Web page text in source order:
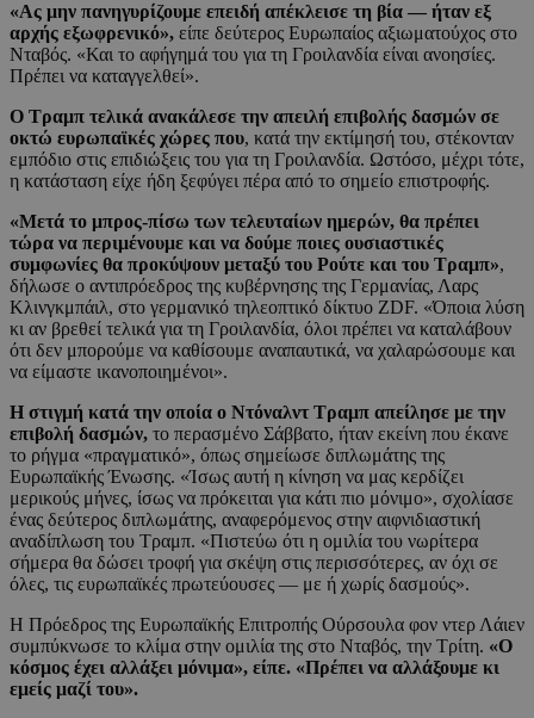
«Ας μην πανηγυρίζουμε επειδή απέκλεισε τη βία — ήταν εξ
αρχής εξωφρενικό», είπε δεύτερος Ευρωπαίος αξιωματούχος στο
Νταβός. «Και το αφήγημά του για τη Γροιλανδία είναι ανοησίες.
Πρέπει να καταγγελθεί».
Ο Τραμπ τελικά ανακάλεσε την απειλή επιβολής δασμών σε
οκτώ ευρωπαϊκές χώρες που, κατά την εκτίμησή του, στέκονταν
εμπόδιο στις επιδιώξεις του για τη Γροιλανδία. Ωστόσο, μέχρι τότε,
η κατάσταση είχε ήδη ξεφύγει πέρα από το σημείο επιστροφής.
«Μετά το μπρος-πίσω των τελευταίων ημερών, θα πρέπει
τώρα να περιμένουμε και να δούμε ποιες ουσιαστικές
συμφωνίες θα προκύψουν μεταξύ του Ρούτε και του Τραμπ»,
δήλωσε ο αντιπρόεδρος της κυβέρνησης της Γερμανίας, Λαρς
Κλινγκμπάιλ, στο γερμανικό τηλεοπτικό δίκτυο ZDF. «Όποια λύση
κι αν βρεθεί τελικά για τη Γροιλανδία, όλοι πρέπει να καταλάβουν
ότι δεν μπορούμε να καθίσουμε αναπαυτικά, να χαλαρώσουμε και
να είμαστε ικανοποιημένοι».
Η στιγμή κατά την οποία ο Ντόναλντ Τραμπ απείλησε με την
επιβολή δασμών, το περασμένο Σάββατο, ήταν εκείνη που έκανε
το ρήγμα «πραγματικό», όπως σημείωσε διπλωμάτης της
Ευρωπαϊκής Ένωσης. «Ίσως αυτή η κίνηση να μας κερδίζει
μερικούς μήνες, ίσως να πρόκειται για κάτι πιο μόνιμο», σχολίασε
ένας δεύτερος διπλωμάτης, αναφερόμενος στην αιφνιδιαστική
αναδίπλωση του Τραμπ. «Πιστεύω ότι η ομιλία του νωρίτερα
σήμερα θα δώσει τροφή για σκέψη στις περισσότερες, αν όχι σε
όλες, τις ευρωπαϊκές πρωτεύουσες — με ή χωρίς δασμούς».
Η Πρόεδρος της Ευρωπαϊκής Επιτροπής Ούρσουλα φον ντερ Λάιεν
συμπύκνωσε το κλίμα στην ομιλία της στο Νταβός, την Τρίτη. «Ο
κόσμος έχει αλλάξει μόνιμα», είπε. «Πρέπει να αλλάξουμε κι
εμείς μαζί του».